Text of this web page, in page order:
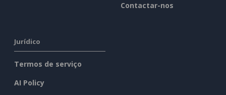
Contactar-nos
Jurídico
Termos de serviço
AI Policy